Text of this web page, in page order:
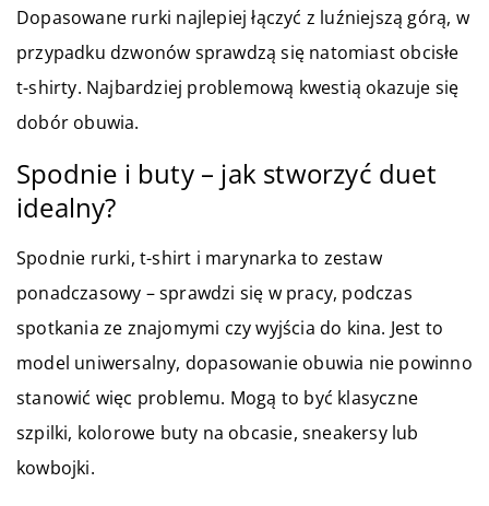
Dopasowane rurki najlepiej łączyć z luźniejszą górą, w
przypadku dzwonów sprawdzą się natomiast obcisłe
t-shirty. Najbardziej problemową kwestią okazuje się
dobór obuwia.
Spodnie i buty – jak stworzyć duet
idealny?
Spodnie rurki, t-shirt i marynarka to zestaw
ponadczasowy – sprawdzi się w pracy, podczas
spotkania ze znajomymi czy wyjścia do kina. Jest to
model uniwersalny, dopasowanie obuwia nie powinno
stanowić więc problemu. Mogą to być klasyczne
szpilki, kolorowe buty na obcasie, sneakersy lub
kowbojki.